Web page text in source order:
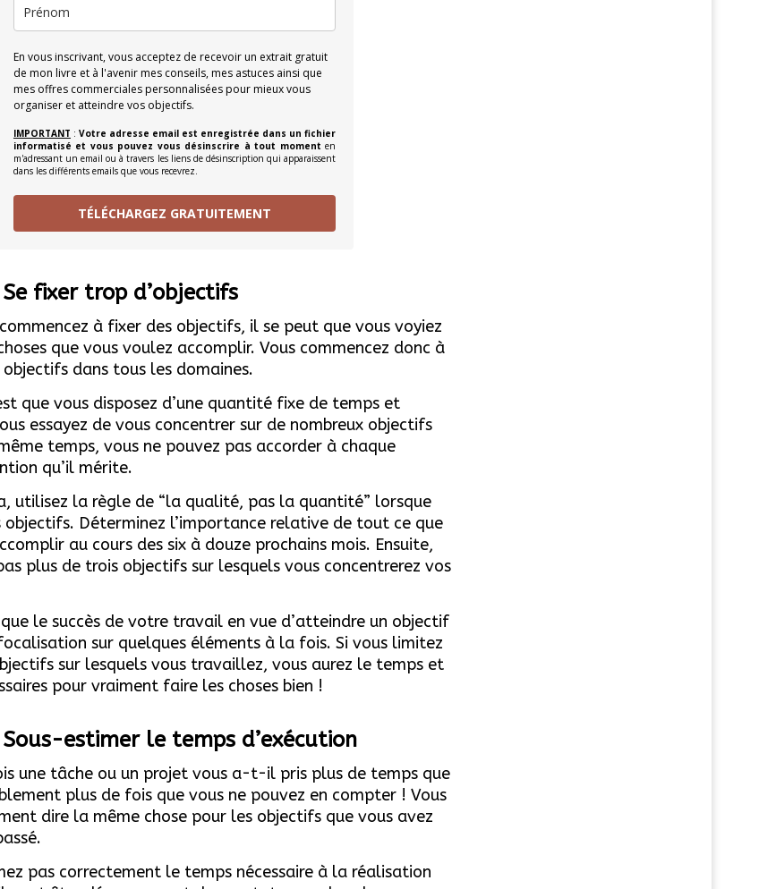
En vous inscrivant, vous acceptez de recevoir un extrait gratuit
de mon livre et à l'avenir mes conseils, mes astuces ainsi que
mes offres commerciales personnalisées pour mieux vous
organiser et atteindre vos objectifs.
IMPORTANT : Votre adresse email est enregistrée dans un fichier
informatisé et vous pouvez vous désinscrire à tout moment en
m'adressant un email ou à travers les liens de désinscription qui apparaissent
dans les différents emails que vous recevrez.
TÉLÉCHARGEZ GRATUITEMENT
fixer trop d’objectifs
à fixer des objectifs, il se peut que vous voyiez
que vous voulez accomplir. Vous commencez donc à
dans tous les domaines.
que vous disposez d’une quantité fixe de temps et
essayez de vous concentrer sur de nombreux objectifs
temps, vous ne pouvez pas accorder à chaque
qu’il mérite.
utilisez la règle de “la qualité, pas la quantité” lorsque
objectifs. Déterminez l’importance relative de tout ce que
au cours des six à douze prochains mois. Ensuite,
plus de trois objectifs sur lesquels vous concentrerez vos
que le succès de votre travail en vue d’atteindre un objectif
sur quelques éléments à la fois. Si vous limitez
sur lesquels vous travaillez, vous aurez le temps et
pour vraiment faire les choses bien !
us-estimer le temps d’exécution
une tâche ou un projet vous a-t-il pris plus de temps que
plus de fois que vous ne pouvez en compter ! Vous
dire la même chose pour les objectifs que vous avez
pas correctement le temps nécessaire à la réalisation